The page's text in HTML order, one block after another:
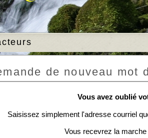
de nouveau mot
Vous avez oublié
Saisissez simplement l'adresse courriel
Vous recevrez la